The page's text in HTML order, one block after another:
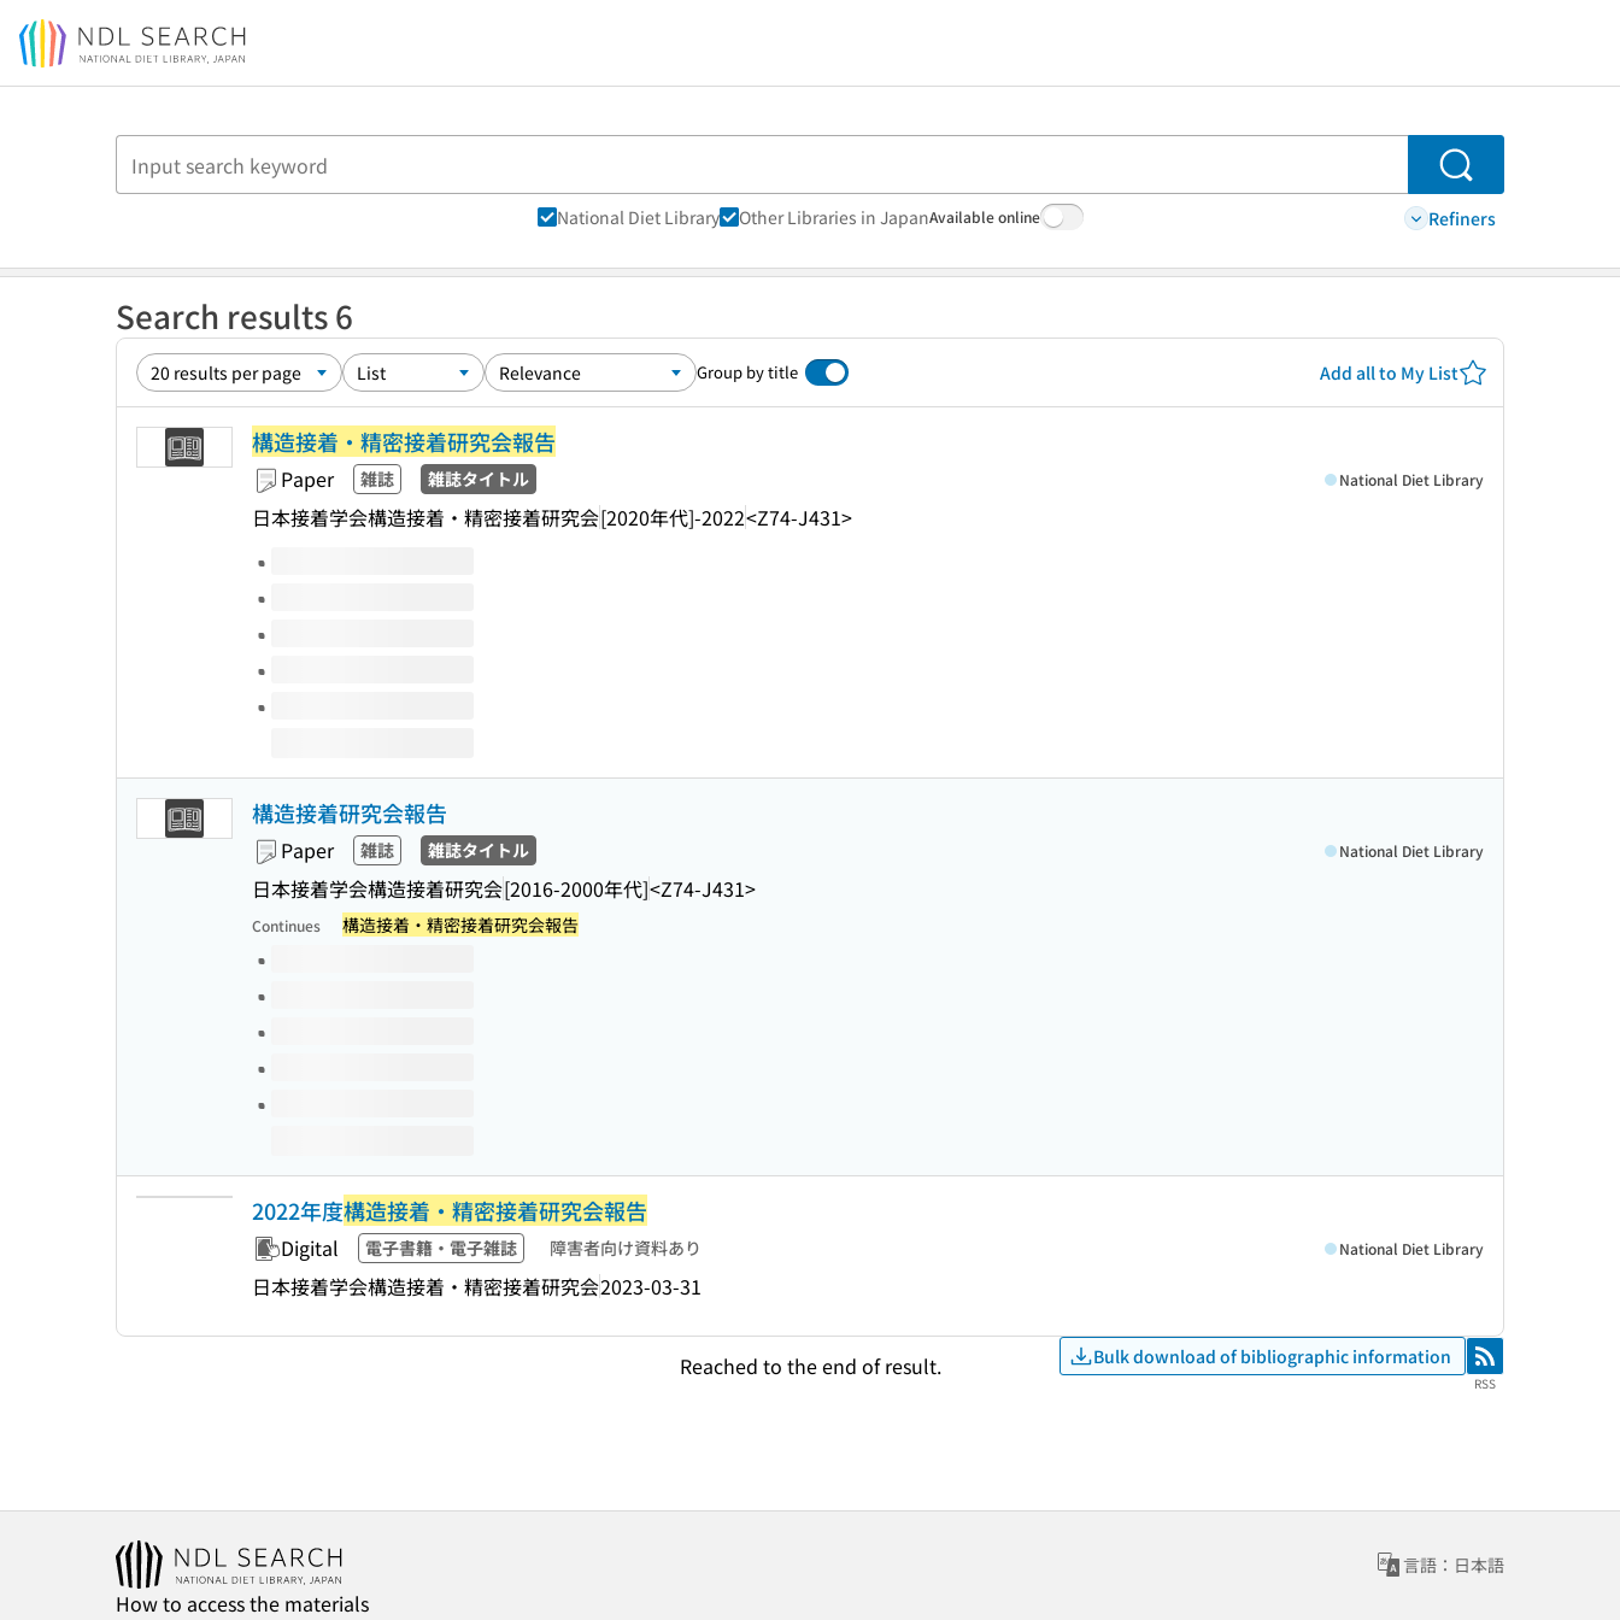
Jump to main content
Search
National Diet Library Other Libraries in JapanAvailable online Refiners
Search results 6
Group by title Add all to My List
構造接着・精密接着研究会報告
Paper 雑誌 雑誌タイトル
日本接着学会構造接着・精密接着研究会[2020年代]-2022<Z74-J431>
National Diet Library
Volumes of this title
構造接着研究会報告
Paper 雑誌 雑誌タイトル
日本接着学会構造接着研究会[2016-2000年代]<Z74-J431>
National Diet Library
Continues 構造接着・精密接着研究会報告
Volumes of this title
2022年度構造接着・精密接着研究会報告
Digital 電子書籍・電子雑誌 障害者向け資料あり
日本接着学会構造接着・精密接着研究会2023-03-31
National Diet Library
Reached to the end of result. Bulk download of bibliographic information RSS
RSS
言語：日本語
How to access the materials